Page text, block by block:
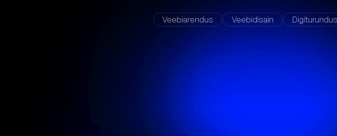
Veebiarendus Veebidisain Digiturundus